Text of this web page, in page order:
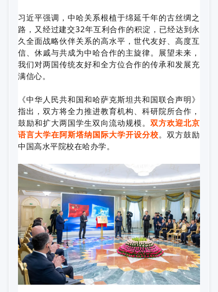
习近平强调，中哈关系根植于绵延千年的古丝绸之
路，又经过建交32年互利合作的积淀，已经达到永
久全面战略伙伴关系的高水平，世代友好、高度互
信、休戚与共成为中哈合作的主旋律。展望未来，
我们对两国传统友好和全方位合作的传承和发展充
满信心。
《中华人民共和国和哈萨克斯坦共和国联合声明》
指出，双方将全力推进教育机构、科研院所合作，
鼓励和扩大两国学生双向流动规模。双方欢迎北京
语言大学在阿斯塔纳国际大学开设分校。双方鼓励
中国高水平院校在哈办学。